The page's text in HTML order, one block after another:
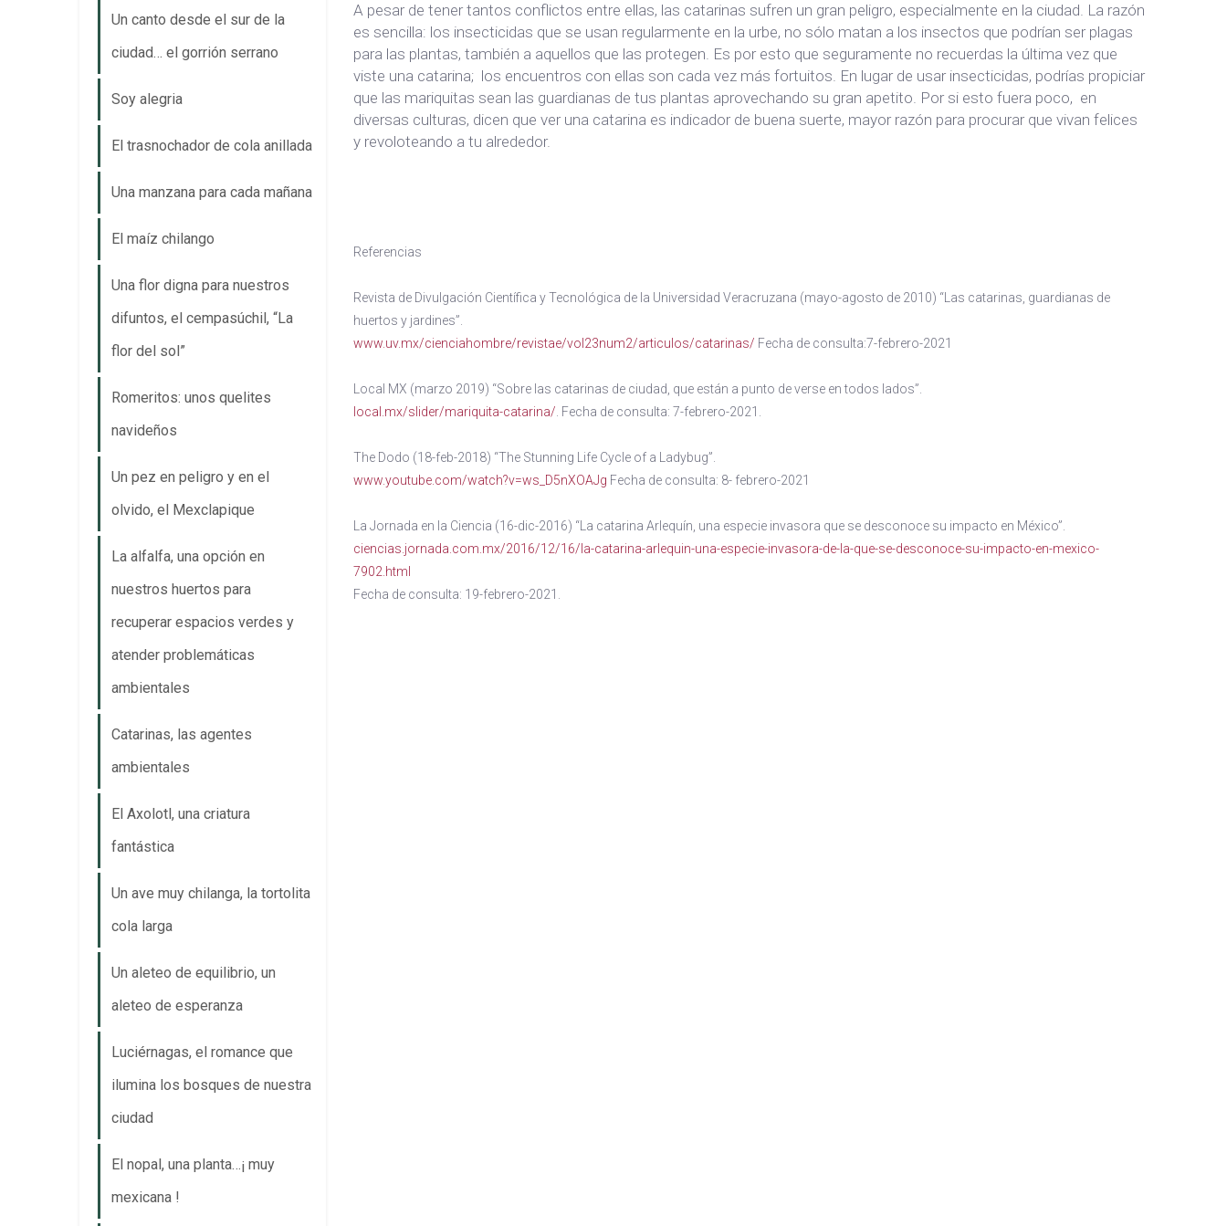
Un canto desde el sur de la
ciudad… el gorrión serrano
Soy alegria
El trasnochador de cola anillada
Una manzana para cada mañana
El maíz chilango
Una flor digna para nuestros
difuntos, el cempasúchil, “La
flor del sol”
Romeritos: unos quelites
navideños
Un pez en peligro y en el
olvido, el Mexclapique
La alfalfa, una opción en
nuestros huertos para
recuperar espacios verdes y
atender problemáticas
ambientales
Catarinas, las agentes
ambientales
El Axolotl, una criatura
fantástica
Un ave muy chilanga, la tortolita
cola larga
Un aleteo de equilibrio, un
aleteo de esperanza
Luciérnagas, el romance que
ilumina los bosques de nuestra
ciudad
El nopal, una planta…¡ muy
mexicana !
A pesar de tener tantos conflictos entre ellas, las catarinas sufren un gran peligro, especialmente en la ciudad. La razón
es sencilla: los insecticidas que se usan regularmente en la urbe, no sólo matan a los insectos que podrían ser plagas
para las plantas, también a aquellos que las protegen. Es por esto que seguramente no recuerdas la última vez que
viste una catarina; los encuentros con ellas son cada vez más fortuitos. En lugar de usar insecticidas, podrías propiciar
que las mariquitas sean las guardianas de tus plantas aprovechando su gran apetito. Por si esto fuera poco, en
diversas culturas, dicen que ver una catarina es indicador de buena suerte, mayor razón para procurar que vivan felices
y revoloteando a tu alrededor.
Referencias
Revista de Divulgación Científica y Tecnológica de la Universidad Veracruzana (mayo-agosto de 2010) “Las catarinas, guardianas de
huertos y jardines”.
www.uv.mx/cienciahombre/revistae/vol23num2/articulos/catarinas/ Fecha de consulta:7-febrero-2021
Local MX (marzo 2019) “Sobre las catarinas de ciudad, que están a punto de verse en todos lados”.
local.mx/slider/mariquita-catarina/ . Fecha de consulta: 7-febrero-2021.
The Dodo (18-feb-2018) “The Stunning Life Cycle of a Ladybug”.
www.youtube.com/watch?v=ws_D5nXOAJg Fecha de consulta: 8- febrero-2021
La Jornada en la Ciencia (16-dic-2016) “La catarina Arlequín, una especie invasora que se desconoce su impacto en México”.
ciencias.jornada.com.mx/2016/12/16/la-catarina-arlequin-una-especie-invasora-de-la-que-se-desconoce-su-impacto-en-mexico-
7902.html
Fecha de consulta: 19-febrero-2021.